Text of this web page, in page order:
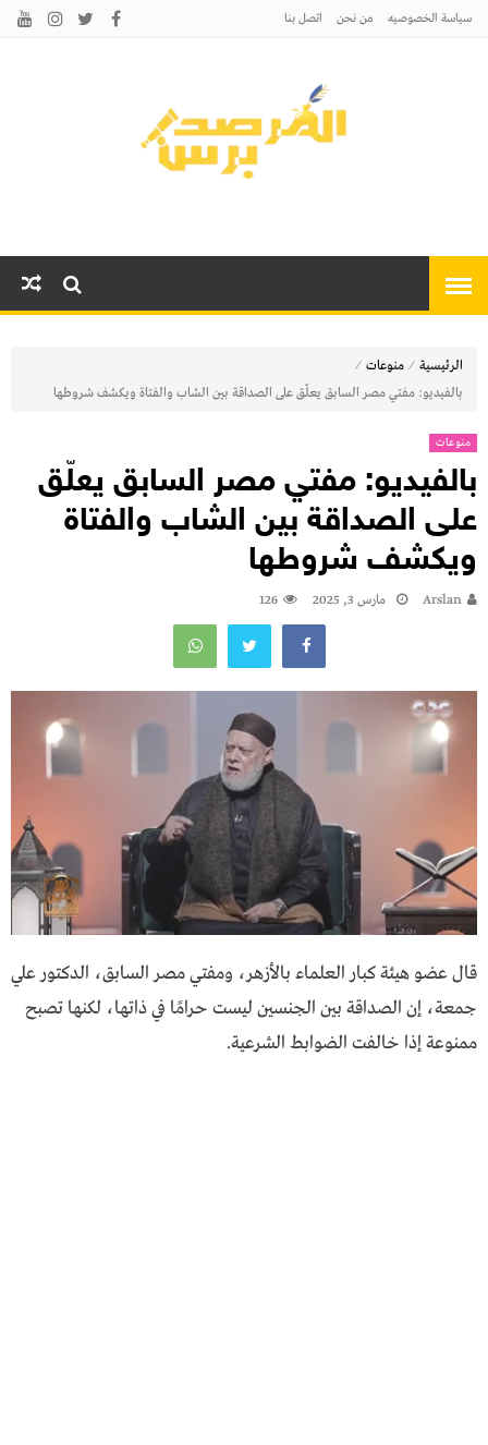
سياسة الخصوصيه من نحن اتصل بنا
الرئيسية ⁄ منوعات ⁄
بالفيديو: مفتي مصر السابق يعلّق على الصداقة بين الشاب والفتاة ويكشف شروطها
منوعات
بالفيديو: مفتي مصر السابق يعلّق
على الصداقة بين الشاب والفتاة
ويكشف شروطها
Arslan مارس 3, 2025 126
قال عضو هيئة كبار العلماء بالأزهر، ومفتي مصر السابق، الدكتور علي
جمعة، إن الصداقة بين الجنسين ليست حرامًا في ذاتها، لكنها تصبح
ممنوعة إذا خالفت الضوابط الشرعية.